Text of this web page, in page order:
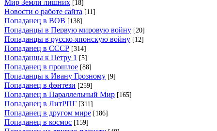
Мир Земли лишних [18]
Новости о работе сайта [11]
Попаданец в ВОВ [138]
Попаданцы в Первую мировую войну [20]
Попаданцы в русско-японскую войну [12]
Попаданец в СССР [314]
Попаданцы к Петру 1 [5]
Попаданец в прошлое [88]
Попаданцы к Ивану Грозному [9]
Попаданец в фэнтези [259]
Попаданец в Параллельный Мир [165]
Попаданец в ЛитРПГ [311]
Попаданец в другом мире [186]
Попаданец в космос [159]